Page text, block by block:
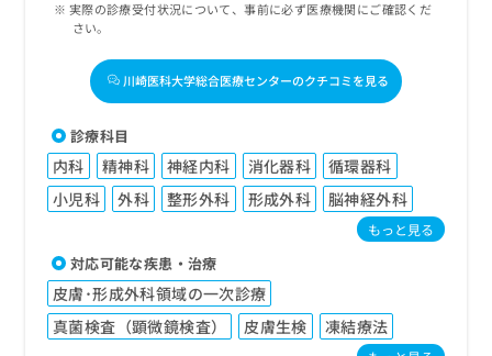
実際の診療受付状況について、事前に必ず医療機関にご確認くだ
さい。
川崎医科大学総合医療センターのクチコミを見る
診療科目
内科 精神科 神経内科 消化器科
循環器科
小児科
外科 整形外科 形成外科 脳神経外科
もっと見る
対応可能な疾患・治療
皮膚･形成外科領域の一次診療
真菌検査（顕微鏡検査）
皮膚生検 凍結療法